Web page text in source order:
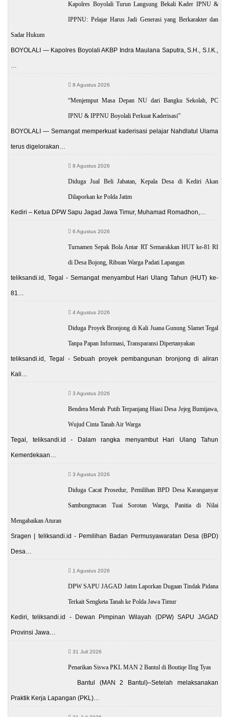
Kapolres Boyolali Turun Langsung Bekali Kader IPNU &
IPPNU: Pelajar Harus Jadi Generasi yang Berkarakter dan
Sadar Hukum
BOYOLALI — Kapolres Boyolali AKBP Indra Maulana Saputra, S.H., S.I.K.,
…
8 Agustus 2026
“Menjemput Masa Depan NU dari Bangku Sekolah, PC
IPNU & IPPNU Boyolali Perkuat Kaderisasi”
BOYOLALI — Semangat memperkuat kaderisasi pelajar Nahdlatul Ulama
terus digelorakan…
8 Agustus 2026
Diduga Jual Beli Jabatan, Kepala Desa di Kediri Akan
Dilaporkan ke Polda Jatim
Kediri – Ketua DPW Sapu Jagad Jawa Timur, Muhamad Romadhon,…
6 Agustus 2026
Turnamen Sepak Bola Antar RT Semarakkan HUT ke-81 RI
di Desa Bojong, Ribuan Warga Padati Lapangan
teliksandi.id, Tegal - Semangat menyambut Hari Ulang Tahun (HUT) ke-
81…
4 Agustus 2026
Diduga Proyek Bronjong di Kali Juana Gunung Slamet Tegal
Tanpa Papan Informasi, Transparansi Dipertanyakan
teliksandi.id, Tegal - Sebuah proyek pembangunan bronjong di aliran
Kali…
3 Agustus 2026
Bendera Merah Putih Terpanjang Hiasi Desa Jejeg Bumijawa,
Wujud Cinta Tanah Air Warga
Tegal, teliksandi.id - Dalam rangka menyambut Hari Ulang Tahun
Kemerdekaan…
3 Agustus 2026
Diduga Cacat Prosedur, Pemilihan BPD Desa Karanganyar
Sambungmacan Tuai Sorotan Warga, Panitia di Nilai
Mengabaikan Aturan
Sragen | teliksandi.id - Pemilihan Badan Permusyawaratan Desa (BPD)
Desa…
1 Agustus 2026
DPW SAPU JAGAD Jatim Laporkan Dugaan Tindak Pidana
Terkait Sengketa Tanah ke Polda Jawa Timur
Kediri, teliksandi.id - Dewan Pimpinan Wilayah (DPW) SAPU JAGAD
Provinsi Jawa…
31 Juli 2026
Penarikan Siswa PKL MAN 2 Bantul di Boutiqe IIng Tyas
Bantul (MAN 2 Bantul)–Setelah melaksanakan
Praktik Kerja Lapangan (PKL)…